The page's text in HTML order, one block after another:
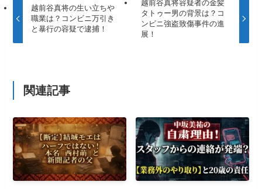
越前谷真将の生い立ちや
職業は？コンビニ万引き
と暴行の容疑で逮捕！
越前谷真将容疑者の金髪
タトゥー男の背景は？コ
ンビニ強盗致傷事件の進
展！
関連記事